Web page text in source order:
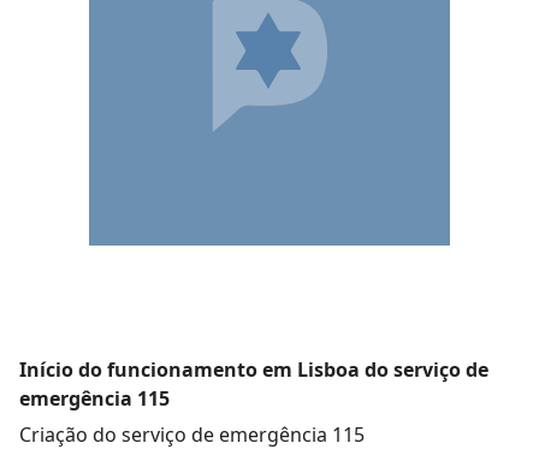
Início do funcionamento em Lisboa do serviço de
emergência 115
Criação do serviço de emergência 115